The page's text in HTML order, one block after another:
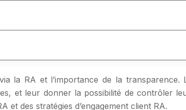
la RA et l’importance de la transparence.
et leur donner la possibilité de contrôler
et des stratégies d’engagement client RA.